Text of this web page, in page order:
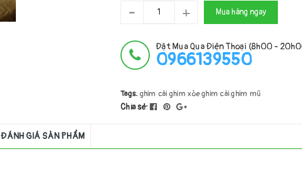
- + Mua hàng ngay
Đặt Mua Qua Điện Thoại (8h00 -
0966139550
Tags: ghim cài ghim xòe ghim cài ghim mũ
Chia sẻ:
ĐÁNH GIÁ SẢN PHẨM